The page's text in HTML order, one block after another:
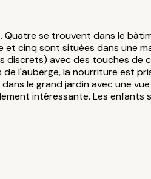
se trouvent dans le
et cinq sont situées dans une
avec des touches de
l'auberge, la nourriture est
le grand jardin avec une
intéressante. Les